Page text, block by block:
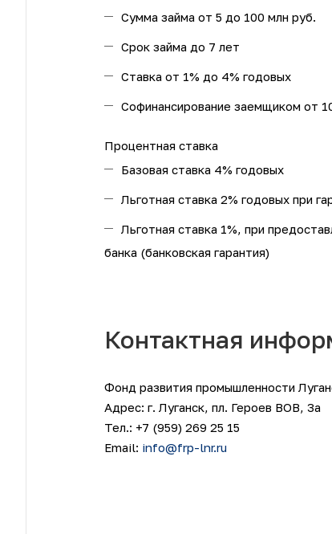
Сумма займа от 5 до 100 млн руб.
Срок займа до 7 лет
Ставка от 1% до 4% годовых
Софинансирование заемщиком от
Процентная ставка
Базовая ставка 4% годовых
Льготная ставка 2% годовых при
Льготная ставка 1%, при
банка (банковская гарантия)
Контактная
Фонд развития промышленности
Адрес: г. Луганск, пл. Героев ВОВ, 3а
Тел.: +7 (959) 269 25 15
Email: info@frp-lnr.ru